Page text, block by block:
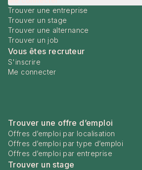
Trouver une entreprise
Trouver un stage
Trouver une alternance
Trouver un job
Vous êtes recruteur
S'inscrire
Me connecter
Trouver une offre d’emploi
Offres d’emploi par localisation
Offres d’emploi par type d’emploi
Offres d’emploi par entreprise
Trouver un stage